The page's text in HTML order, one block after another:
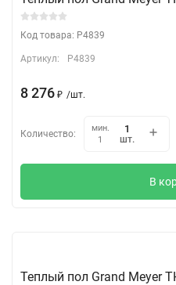
Код товара: P4839
Артикул: P4839
8 276 ₽ /шт.
Количество:
мин.
1
шт.
В
Теплый пол Grand Meyer